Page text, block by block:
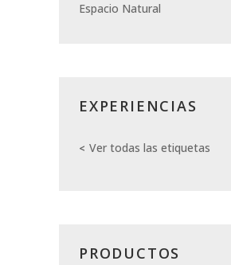
Espacio Natural
EXPERIENCIAS
Ver todas las etiquetas
PRODUCTOS